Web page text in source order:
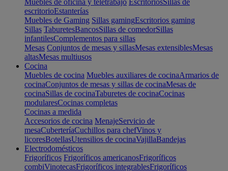
Muebles de oficina y teletrabajo EscritoriosSillas de
escritorioEstanterías
Muebles de Gaming Sillas gamingEscritorios gaming
Sillas TaburetesBancosSillas de comedorSillas
infantilesComplementos para sillas
Mesas Conjuntos de mesas y sillasMesas extensiblesMesas
altasMesas multiusos
Cocina
Muebles de cocina Muebles auxiliares de cocinaArmarios de
cocinaConjuntos de mesas y sillas de cocinaMesas de
cocinaSillas de cocinaTaburetes de cocinaCocinas
modularesCocinas completas
Cocinas a medida
Accesorios de cocina MenajeServicio de
mesaCuberteríaCuchillos para chefVinos y
licoresBotellasUtensilios de cocinaVajillaBandejas
Electrodomésticos
Frigoríficos Frigoríficos americanosFrigoríficos
combiVinotecasFrigoríficos integrablesFrigoríficos